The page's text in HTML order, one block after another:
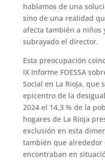
hablamos de una
sino de una realidad
afecta también a niños
subrayado el director.
Esta preocupación
IX Informe FOESSA
Social en La Rioja, que
epicentro de la
2024 el 14,3 % de la
hogares de La Rioja
exclusión en esta
también que alrededor
encontraban en